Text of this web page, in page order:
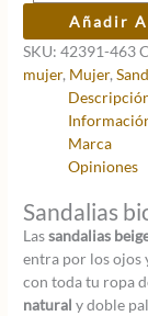
Anekke
Vitoria
cantidad
Añadir
SKU:42391-463
mujer, Mujer,
Marca
Opiniones
Sandalias
Lassandalias
entra por los ojos
con toda tu ropa
natural y doble